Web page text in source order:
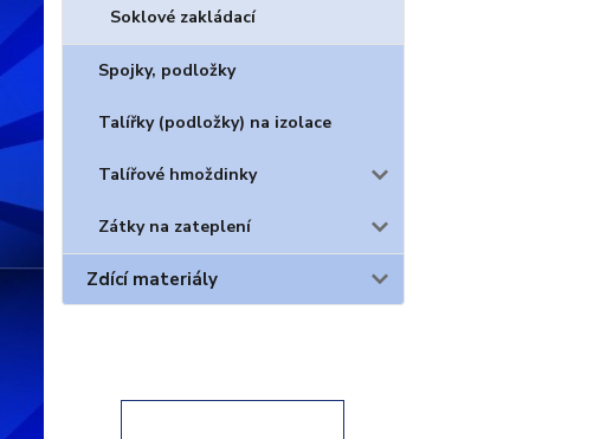
Soklové zakládací
Spojky, podložky
Talířky (podložky) na izolace
Talířové hmoždinky
Zátky na zateplení
Zdící materiály